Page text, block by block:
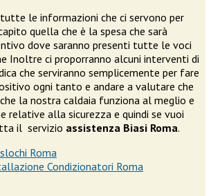
le informazioni che ci servono per
quella che è la spesa che sarà
dove saranno presenti tutte le voci
Inoltre ci proporranno alcuni interventi di
che serviranno semplicemente per fare
ogni tanto e andare a valutare che
la nostra caldaia funziona al meglio e
relative alla sicurezza e quindi se vuoi
il servizio assistenza Biasi Roma.
Roma
Condizionatori Roma